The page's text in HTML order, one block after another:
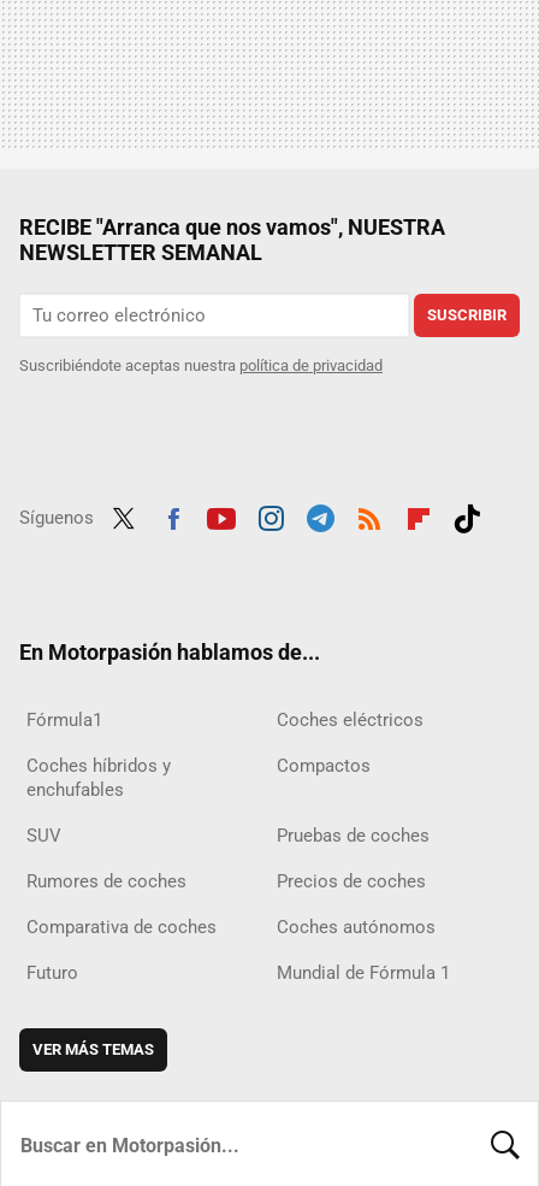
RECIBE "Arranca que nos vamos", NUESTRA
NEWSLETTER SEMANAL
SUSCRIBIR
Suscribiéndote aceptas nuestra política de privacidad
Síguenos
En Motorpasión hablamos de...
Fórmula1 Coches eléctricos
Coches híbridos y
enchufables
Compactos
SUV Pruebas de coches
Rumores de coches Precios de coches
Comparativa de coches Coches autónomos
Futuro Mundial de Fórmula 1
VER MÁS TEMAS